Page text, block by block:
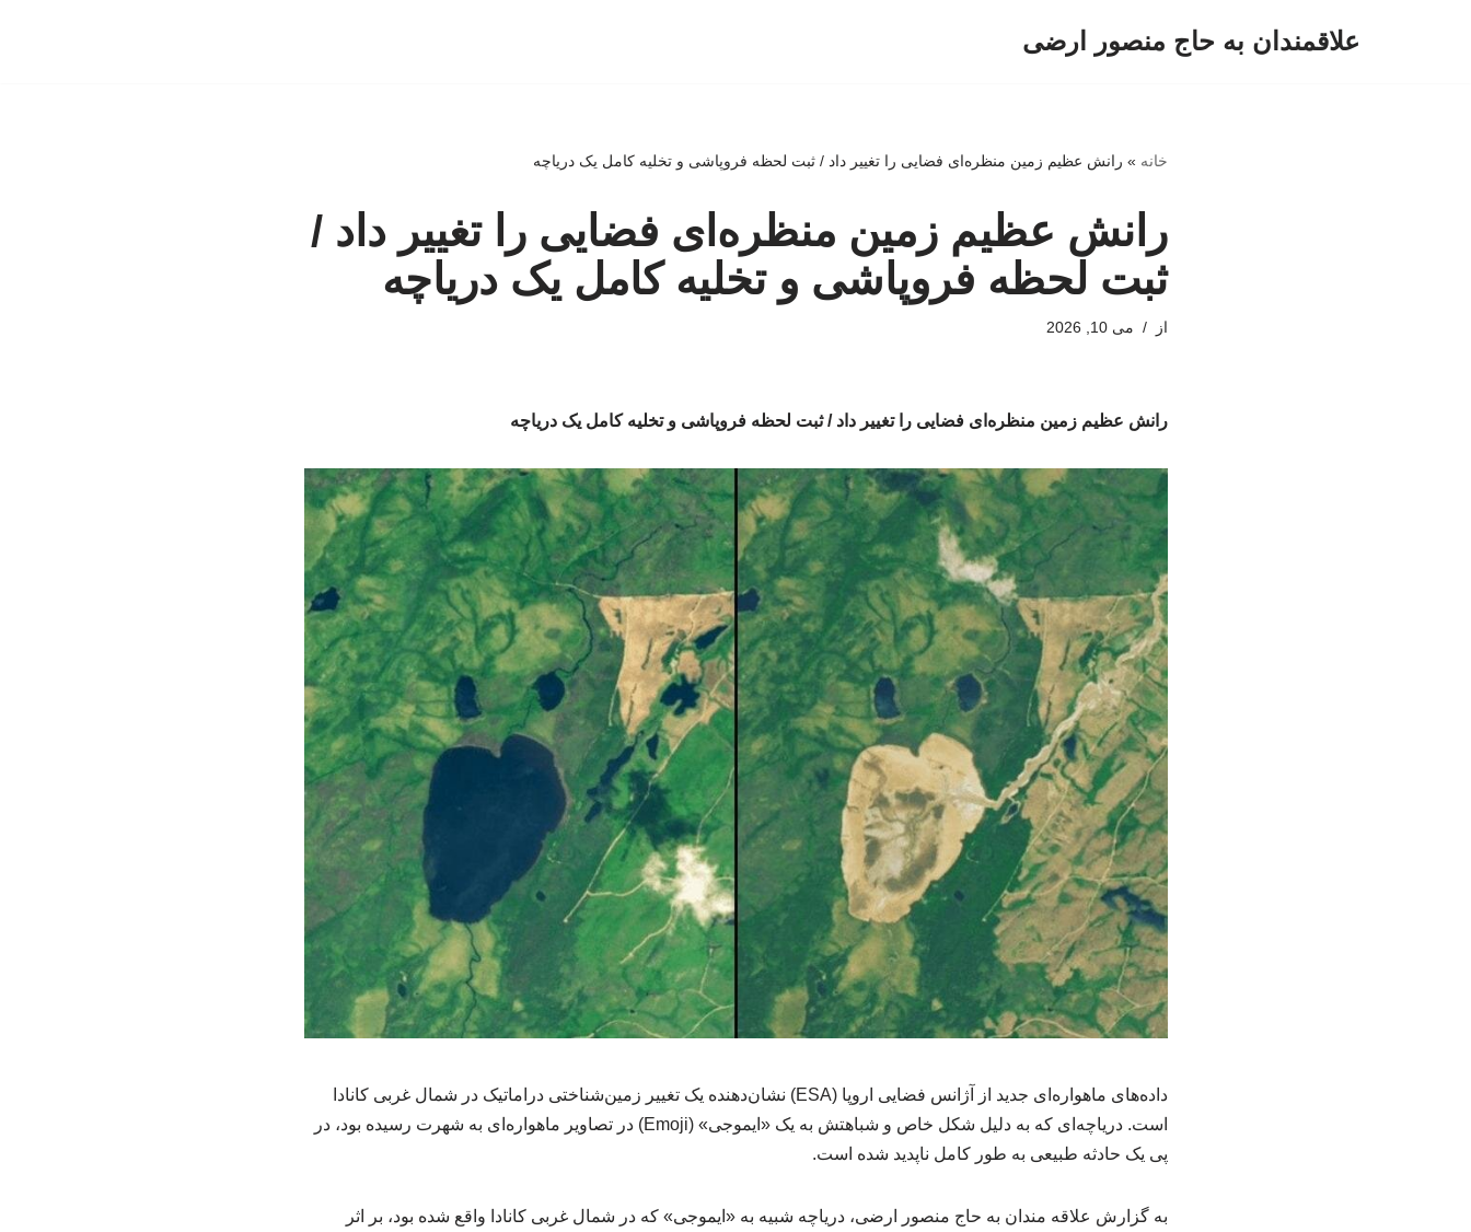
علاقمندان به حاج منصور ارضی
خانه » رانش عظیم زمین منظره‌ای فضایی را تغییر داد / ثبت لحظه فروپاشی و تخلیه کامل یک دریاچه
رانش عظیم زمین منظره‌ای فضایی را تغییر داد /
ثبت لحظه فروپاشی و تخلیه کامل یک دریاچه
از می 10, 2026
رانش عظیم زمین منظره‌ای فضایی را تغییر داد / ثبت لحظه فروپاشی و تخلیه کامل یک دریاچه
داده‌های ماهواره‌ای جدید از آژانس فضایی اروپا (ESA) نشان‌دهنده یک تغییر زمین‌شناختی دراماتیک در شمال غربی کانادا
است. دریاچه‌ای که به دلیل شکل خاص و شباهتش به یک «ایموجی» (Emoji) در تصاویر ماهواره‌ای به شهرت رسیده بود، در
پی یک حادثه طبیعی به طور کامل ناپدید شده است.
به گزارش علاقه مندان به حاج منصور ارضی، دریاچه شبیه به «ایموجی» که در شمال غربی کانادا واقع شده بود، بر اثر